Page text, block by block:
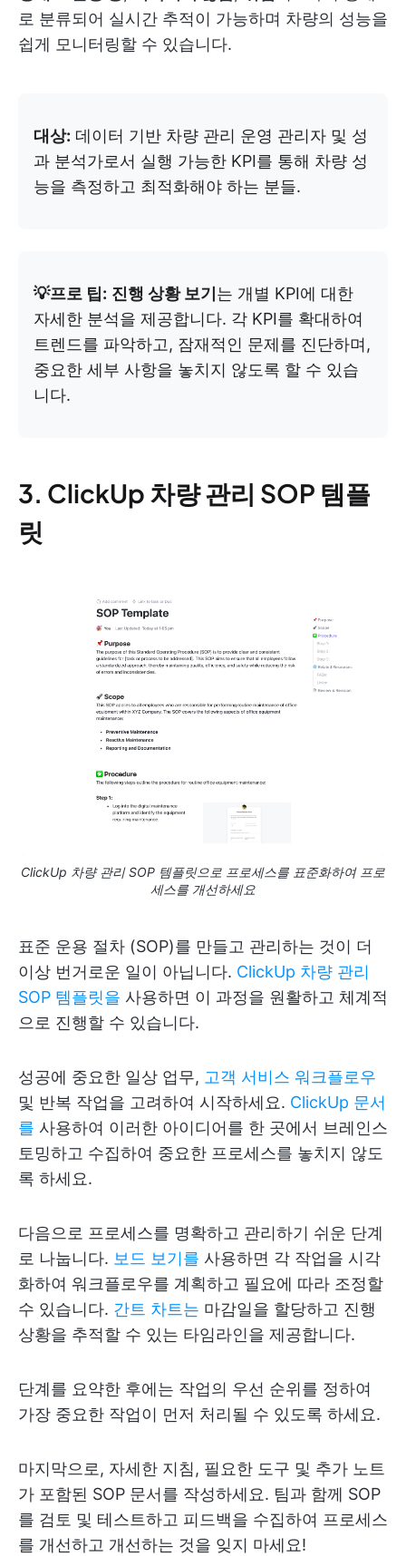
로 분류되어 실시간 추적이 가능하며 차량의 성능을
쉽게 모니터링할 수 있습니다.
대상: 데이터 기반 차량 관리 운영 관리자 및 성
과 분석가로서 실행 가능한 KPI를 통해 차량 성
능을 측정하고 최적화해야 하는 분들.
💡프로 팁: 진행 상황 보기 는 개별 KPI에 대한
자세한 분석을 제공합니다. 각 KPI를 확대하여
트렌드를 파악하고, 잠재적인 문제를 진단하며,
중요한 세부 사항을 놓치지 않도록 할 수 있습
니다.
3. ClickUp 차량 관리 SOP 템플
릿
ClickUp 차량 관리 SOP 템플릿으로 프로세스를 표준화하여 프로
세스를 개선하세요
표준 운용 절차 (SOP)를 만들고 관리하는 것이 더
이상 번거로운 일이 아닙니다. ClickUp 차량 관리
SOP 템플릿을 사용하면 이 과정을 원활하고 체계적
으로 진행할 수 있습니다.
성공에 중요한 일상 업무, 고객 서비스 워크플로우
및 반복 작업을 고려하여 시작하세요. ClickUp 문서
를 사용하여 이러한 아이디어를 한 곳에서 브레인스
토밍하고 수집하여 중요한 프로세스를 놓치지 않도
록 하세요.
다음으로 프로세스를 명확하고 관리하기 쉬운 단계
로 나눕니다. 보드 보기를 사용하면 각 작업을 시각
화하여 워크플로우를 계획하고 필요에 따라 조정할
수 있습니다. 간트 차트는 마감일을 할당하고 진행
상황을 추적할 수 있는 타임라인을 제공합니다.
단계를 요약한 후에는 작업의 우선 순위를 정하여
가장 중요한 작업이 먼저 처리될 수 있도록 하세요.
마지막으로, 자세한 지침, 필요한 도구 및 추가 노트
가 포함된 SOP 문서를 작성하세요. 팀과 함께 SOP
를 검토 및 테스트하고 피드백을 수집하여 프로세스
를 개선하고 개선하는 것을 잊지 마세요!